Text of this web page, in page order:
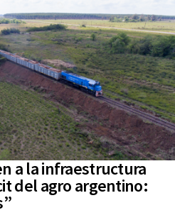
a la infraestructura
del agro argentino: